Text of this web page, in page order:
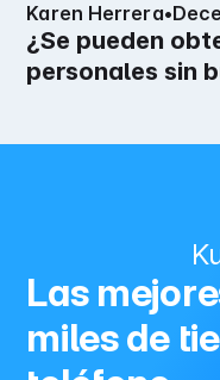
Karen Herrera•
¿Se pueden
personales sin
Las
miles de